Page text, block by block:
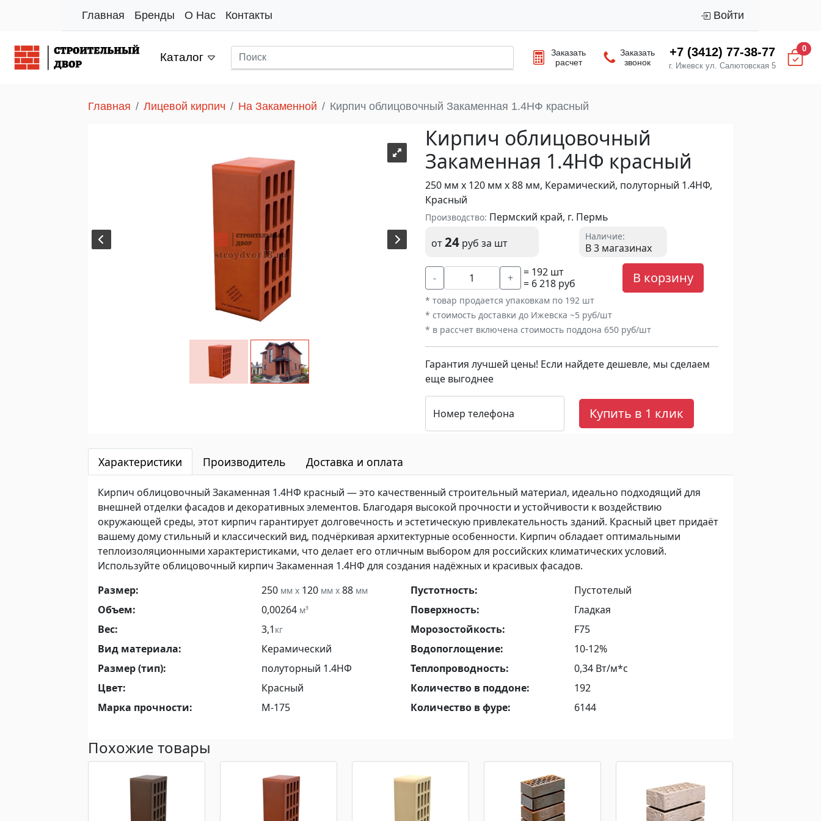
Главная Бренды О Нас Контакты Войти
Каталог
Заказать
расчет
Заказать
звонок
+7 (3412) 77-38-77
г. Ижевск ул. Салютовская 5
0
Главная Лицевой кирпич На Закаменной Кирпич облицовочный Закаменная 1.4НФ красный
Кирпич облицовочный
Закаменная 1.4НФ красный
250 мм х 120 мм х 88 мм, Керамический, полуторный 1.4НФ,
Красный
Производство: Пермский край, г. Пермь
от24 руб за шт
Наличие:
В 3 магазинах
- +
= 192 шт
= 6 218 руб
В корзину
* товар продается упаковкам по 192 шт
* стоимость доставки до Ижевска ~5 руб/шт
* в рассчет включена стоимость поддона 650 руб/шт
Гарантия лучшей цены! Если найдете дешевле, мы сделаем
еще выгоднее
Номер телефона Купить в 1 клик
Характеристики Производитель Доставка и оплата
Кирпич облицовочный Закаменная 1.4НФ красный — это качественный строительный материал, идеально подходящий для
внешней отделки фасадов и декоративных элементов. Благодаря высокой прочности и устойчивости к воздействию
окружающей среды, этот кирпич гарантирует долговечность и эстетическую привлекательность зданий. Красный цвет придаёт
вашему дому стильный и классический вид, подчёркивая архитектурные особенности. Кирпич обладает оптимальными
теплоизоляционными характеристиками, что делает его отличным выбором для российских климатических условий.
Используйте облицовочный кирпич Закаменная 1.4НФ для создания надёжных и красивых фасадов.
Размер:
250 мм x 120 мм x 88 мм
Объем: 0,00264 м³
Вес: 3,1 кг
Вид материала:
Керамический
Размер (тип):
полуторный 1.4НФ
Цвет:
Красный
Марка прочности:
М-175
Пустотность:
Пустотелый
Поверхность:
Гладкая
Морозостойкость:
F75
Водопоглощение:
10-12%
Теплопроводность:
0,34 Вт/м*с
Количество в поддоне:
192
Количество в фуре:
6144
Похожие товары